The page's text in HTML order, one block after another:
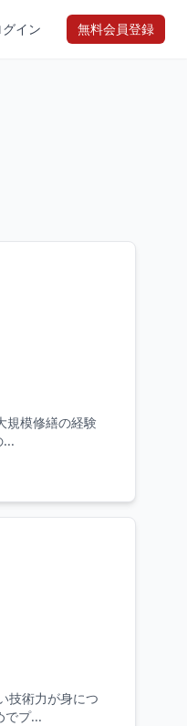
グイン 無料会員登録
規模修繕の経験
...
技術力が身につ
でプ...